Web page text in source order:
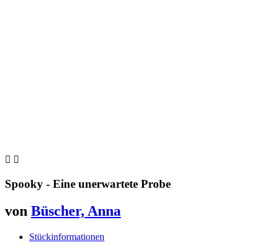
 
Spooky - Eine unerwartete Probe
von Büscher, Anna
Stückinformationen